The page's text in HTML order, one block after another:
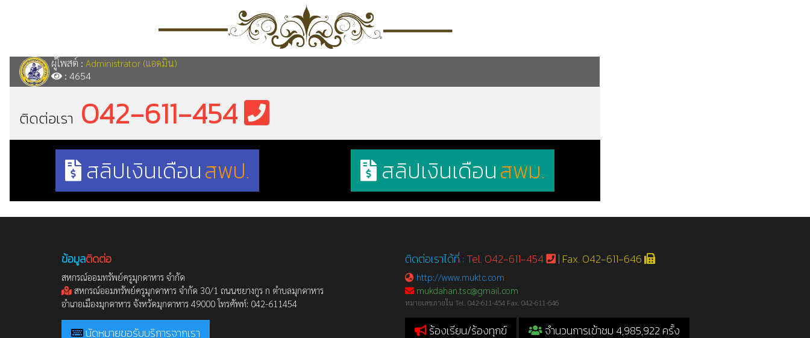
ผู้โพสต์ : Administrator (แอดมิน)
: 4654
ติดต่อเรา 042-611-454
สลิปเงินเดือนสพป. สลิปเงินเดือนสพม.
ข้อมูลติดต่อ
สหกรณ์ออมทรัพย์ครูมุกดาหาร จำกัด
สหกรณ์ออมทรัพย์ครูมุกดาหาร จำกัด 30/1 ถนนชยางกูร ก ตำบลมุกดาหาร
อำเภอเมืองมุกดาหาร จังหวัดมุกดาหาร 49000 โทรศัพท์: 042-611454
นัดหมายขอรับบริการจากเรา
ติดต่อเราได้ที่ : Tel. 042-611-454 | Fax. 042-611-646
http://www.muktc.com
mukdahan.tsc@gmail.com
หมายเลขภายใน Tel. 042-611-454 Fax. 042-611-646
ร้องเรียน/ร้องทุกข์ จำนวนการเข้าชม 4,985,922 ครั้ง